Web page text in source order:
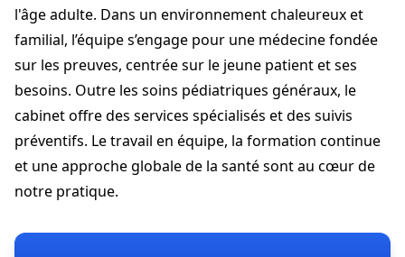
l'âge adulte. Dans un environnement chaleureux et
familial, l’équipe s’engage pour une médecine fondée
sur les preuves, centrée sur le jeune patient et ses
besoins. Outre les soins pédiatriques généraux, le
cabinet offre des services spécialisés et des suivis
préventifs. Le travail en équipe, la formation continue
et une approche globale de la santé sont au cœur de
notre pratique.